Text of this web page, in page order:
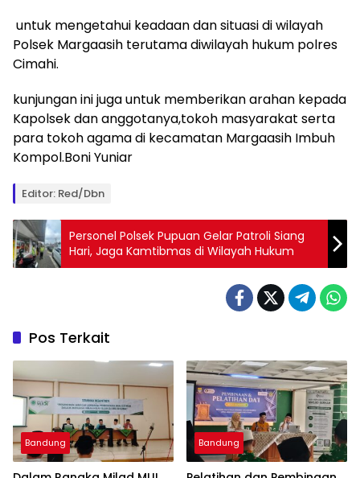
untuk mengetahui keadaan dan situasi di wilayah
Polsek Margaasih terutama diwilayah hukum polres
Cimahi.
kunjungan ini juga untuk memberikan arahan kepada
Kapolsek dan anggotanya,tokoh masyarakat serta
para tokoh agama di kecamatan Margaasih Imbuh
Kompol.Boni Yuniar
Editor: Red/Dbn
Personel Polsek Pupuan Gelar Patroli Siang
Hari, Jaga Kamtibmas di Wilayah Hukum
Pos Terkait
Bandung Bandung